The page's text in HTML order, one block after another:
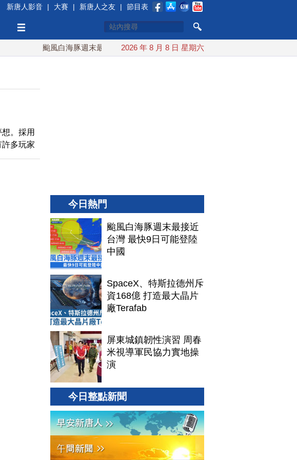
新唐人影音 | 大賽 | 新唐人之友 | 節目表
颱風白海豚週末最接近台灣 最快9日可能登陸中國
2026 年 8 月 8 日 星期六
。採用
多玩家
面。
今日熱門
颱風白海豚週末最接近
台灣 最快9日可能登陸
中國
SpaceX、特斯拉德州斥
資168億 打造最大晶片
廠Terafab
屏東城鎮韌性演習 周春
米視導軍民協力實地操
演
今日整點新聞